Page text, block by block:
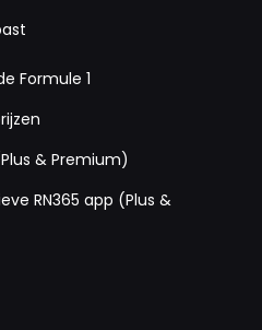
zijn lijn. Dit is toch echt een
hun de punten kost.
op leveren voor Piastri
Formule 1
& Premium)
RN365 app (Plus &